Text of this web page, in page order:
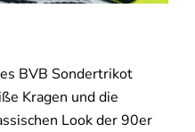
BVB Sondertrikot
Kragen und die
Look der 90er